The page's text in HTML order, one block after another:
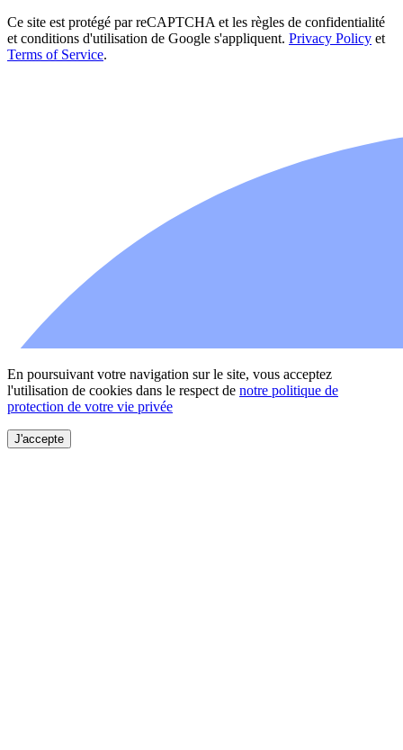
Ce site est protégé par reCAPTCHA et les règles de confidentialité
et conditions d'utilisation de Google s'appliquent. Privacy Policy et
Terms of Service.
En poursuivant votre navigation sur le site, vous acceptez
l'utilisation de cookies dans le respect de notre politique de
protection de votre vie privée
J'accepte